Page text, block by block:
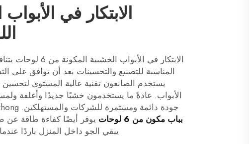
الابتكار في
الابتكار في الأبواب
المناسبة للتصنيع والتحسينات بعد أن توافق على
يستخدم الصانعون تقنية عالية المستوى
الأبواب. عادةً ما يستخدمون خشبًا جديدًا وأغلفة
جودة دائمة ومستمرة للشركات والمستهلكين. Xunzhong
بباب مكون من 6 لوحات
يوفر أيضًا كفاءة طاقة عن
يبقي الجو داخل المنزل باردًا